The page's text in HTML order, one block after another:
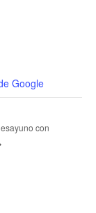
Google
con